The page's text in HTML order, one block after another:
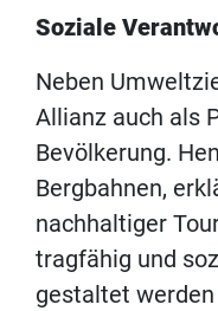
Soziale
Neben
Allianz auch als
Bevölkerung.
Bergbahnen,
nachhaltiger
tragfähig und
gestaltet